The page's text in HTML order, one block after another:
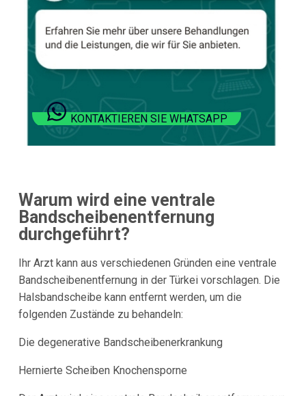
KONTAKTIEREN SIE WHATSAPP
Warum wird eine ventrale
Bandscheibenentfernung
durchgeführt?
Ihr Arzt kann aus verschiedenen Gründen eine ventrale
Bandscheibenentfernung in der Türkei vorschlagen. Die
Halsbandscheibe kann entfernt werden, um die
folgenden Zustände zu behandeln:
Die degenerative Bandscheibenerkrankung
Hernierte Scheiben Knochensporne